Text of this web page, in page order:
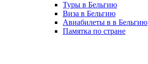
Туры в Бельгию
Виза в Бельгию
Авиабилеты в в Бельгию
Памятка по стране